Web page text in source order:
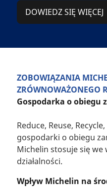
DOWIEDZ SIĘ WIĘCEJ
ZOBOWIĄZANIA
ZRÓWNOWAŻONEGO
Gospodarka o obiegu
Reduce, Reuse,
gospodarki o obiegu
Michelin stosuje się we
działalności.
Wpływ Michelin na